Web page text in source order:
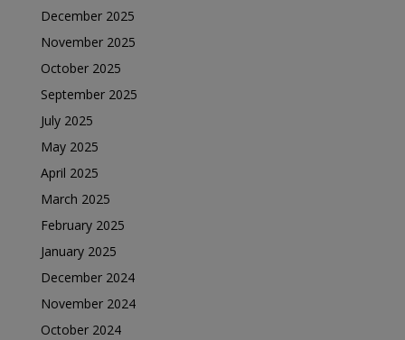
December 2025
November 2025
October 2025
September 2025
July 2025
May 2025
April 2025
March 2025
February 2025
January 2025
December 2024
November 2024
October 2024